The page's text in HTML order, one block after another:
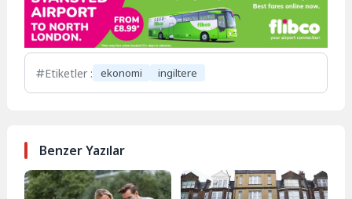
Etiketler : ekonomi ingiltere
Benzer Yazılar